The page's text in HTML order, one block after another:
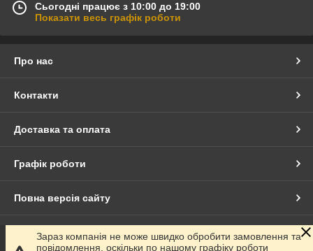
Сьогодні працює з 10:00 до 19:00
Показати весь графік роботи
Про нас
Контакти
Доставка та оплата
Графік роботи
Повна версія сайту
Сайт створено на маркетплейсі Prom.ua
Зараз компанія не може швидко обробити замовлення та
повідомлення, оскільки по нашому графіку роботи